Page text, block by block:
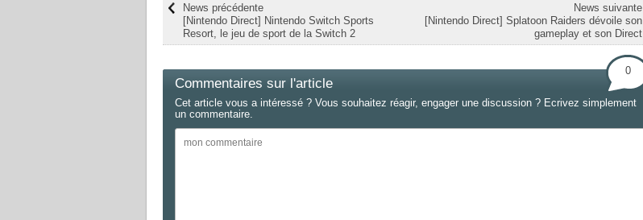
News suivante
[Nintendo Direct] Splatoon Raiders dévoile son
gameplay et son Direct
News précédente
[Nintendo Direct] Nintendo Switch Sports
Resort, le jeu de sport de la Switch 2
Commentaires sur l'article
0
Cet article vous a intéressé ? Vous souhaitez réagir, engager une discussion ? Ecrivez simplement
un commentaire.